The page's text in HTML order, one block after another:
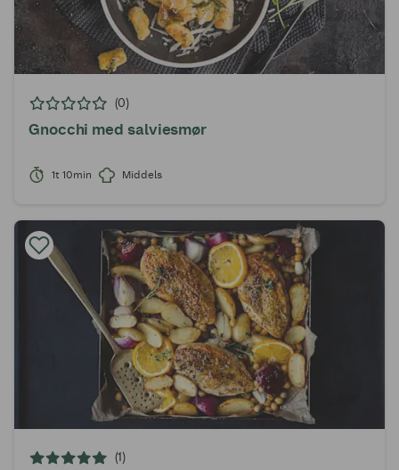
(0)
Gnocchi med salviesmør
1t 10min Middels
(1)